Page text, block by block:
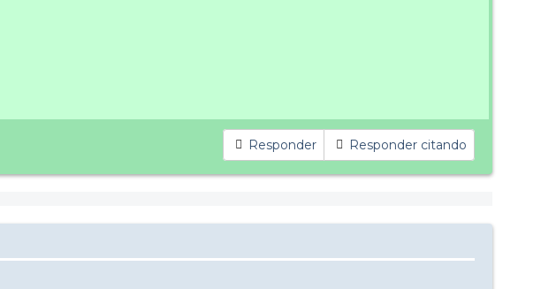
Responder Responder citando